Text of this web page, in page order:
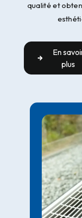
qualité et
En
plus